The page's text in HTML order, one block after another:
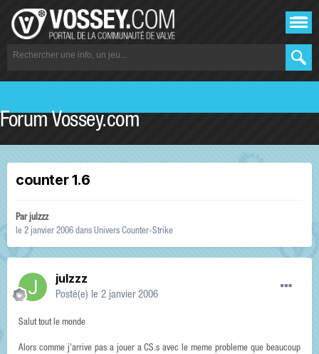
Forum Vossey.com
counter 1.6
Par julzzz
le 2 janvier 2006 dans Univers Counter-Strike
julzzz
Posté(e) le 2 janvier 2006
Salut tout le monde
Alors comme j'arrive pas a jouer a CS.s avec le meme probleme que beaucoup